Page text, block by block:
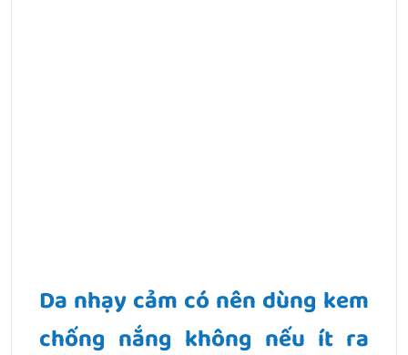
Da nhạy cảm có nên dùng kem
chống nắng không nếu ít ra